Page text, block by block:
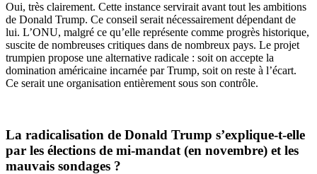
Oui, très clairement. Cette instance servirait avant tout les ambitions
de Donald Trump. Ce conseil serait nécessairement dépendant de
lui. L’ONU, malgré ce qu’elle représente comme progrès historique,
suscite de nombreuses critiques dans de nombreux pays. Le projet
trumpien propose une alternative radicale : soit on accepte la
domination américaine incarnée par Trump, soit on reste à l’écart.
Ce serait une organisation entièrement sous son contrôle.
La radicalisation de Donald Trump s’explique-t-elle
par les élections de mi-mandat (en novembre) et les
mauvais sondages ?